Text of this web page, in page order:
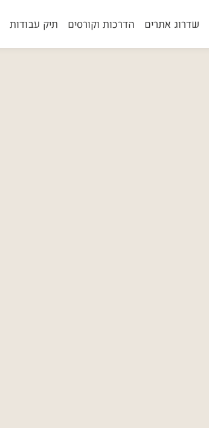
שדרוג אתרים הדרכות וקורסים תיק עבודות